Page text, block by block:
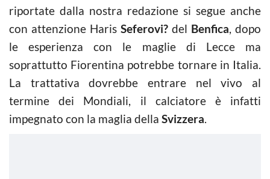
riportate dalla nostra redazione si segue anche
con attenzione Haris Seferovi? del Benfica, dopo
le esperienza con le maglie di Lecce ma
soprattutto Fiorentina potrebbe tornare in Italia.
La trattativa dovrebbe entrare nel vivo al
termine dei Mondiali, il calciatore è infatti
impegnato con la maglia della Svizzera.